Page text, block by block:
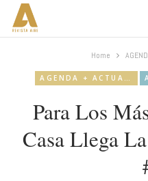
Home
AGENDA + ACTUALIDAD
Para Los
Casa Llega